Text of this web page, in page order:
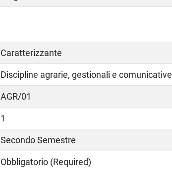
Caratterizzante
Discipline agrarie, gestionali e comunicative
AGR/01
1
Secondo Semestre
Obbligatorio (Required)